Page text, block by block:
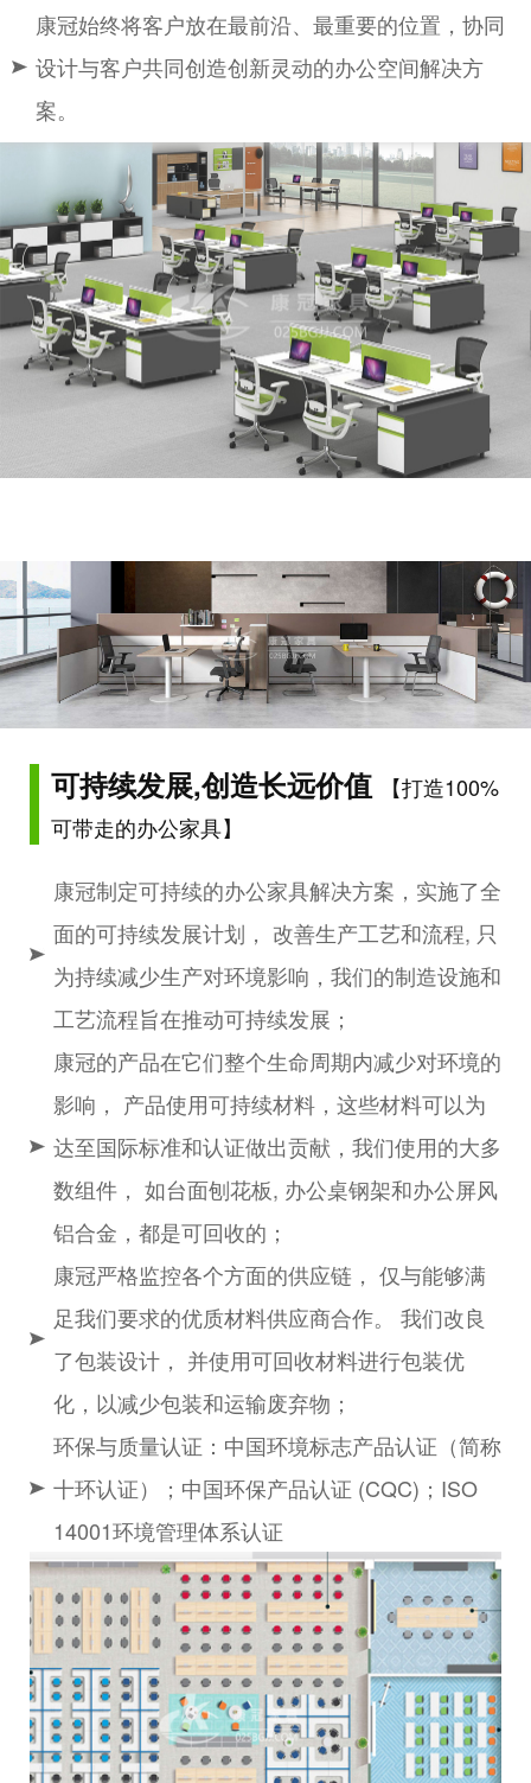
康冠始终将客户放在最前沿、最重要的位置，协同
设计与客户共同创造创新灵动的办公空间解决方
案。
可持续发展,创造长远价值
【打造100%
可带走的办公家具】
康冠制定可持续的办公家具解决方案，实施了全
面的可持续发展计划， 改善生产工艺和流程, 只
为持续减少生产对环境影响，我们的制造设施和
工艺流程旨在推动可持续发展；
康冠的产品在它们整个生命周期内减少对环境的
影响， 产品使用可持续材料，这些材料可以为
达至国际标准和认证做出贡献，我们使用的大多
数组件， 如台面刨花板, 办公桌钢架和办公屏风
铝合金，都是可回收的；
康冠严格监控各个方面的供应链， 仅与能够满
足我们要求的优质材料供应商合作。 我们改良
了包装设计， 并使用可回收材料进行包装优
化，以减少包装和运输废弃物；
环保与质量认证：中国环境标志产品认证（简称
十环认证）；中国环保产品认证 (CQC)；ISO
14001环境管理体系认证